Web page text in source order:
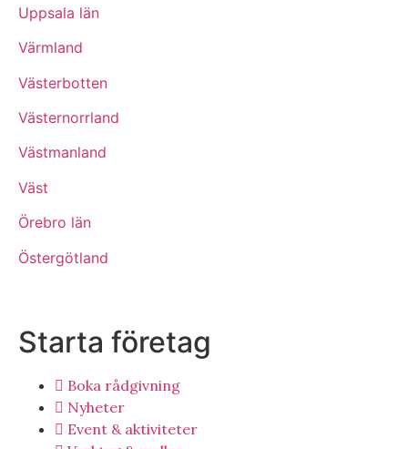
Uppsala län
Värmland
Västerbotten
Västernorrland
Västmanland
Väst
Örebro län
Östergötland
Starta företag
Boka rådgivning
Nyheter
Event & aktiviteter